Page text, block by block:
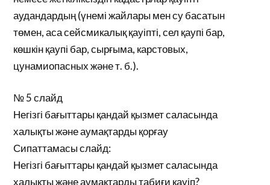
аудандардың (үнемі жайлары мен су басатын
төмен, аса сейсмикалық қауіпті, сел қаупі бар,
көшкін қаупі бар, сырғыма, карстовых,
цунамиопасных және т. б.).
№ 5 слайд
Негізгі бағыттары қандай қызмет саласында
халықты және аумақтарды қорғау
Сипаттамасы слайд:
Негізгі бағыттары қандай қызмет саласында
халықты және аумақтарды табиғи қауіп?